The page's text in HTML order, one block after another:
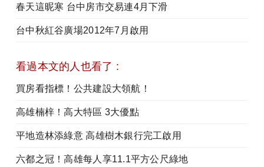
春天這昵寒 台中房市交易連4月下滑
台中秋紅谷廣場2012年7月啟用
看過本文的人也看了 :
買房看指標！公共建設大領航！
高雄楠梓！高大特區 3大優點
平地造林添綠意 高雄樹木銀行完工啟用
六都之冠！高雄每人享11.1平方公尺綠地